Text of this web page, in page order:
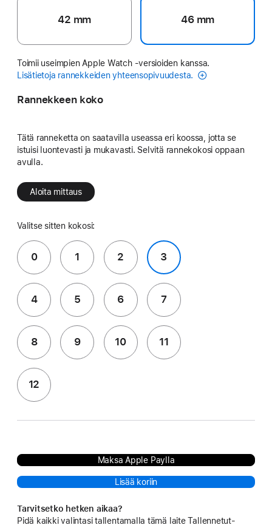
42 mm 46 mm
Toimii useimpien Apple Watch ‑versioiden kanssa.
Lisätietoja rannekkeiden yhteensopivuudesta.
Rannekkeen koko
Tätä ranneketta on saatavilla useassa eri koossa, jotta se
istuisi luontevasti ja mukavasti. Selvitä rannekokosi oppaan
avulla.
Aloita mittaus
Valitse sitten kokosi:
0 1 2 3
4 5 6 7
8 9 10 11
12
Maksa Apple Paylla
Lisää koriin
Tarvitsetko hetken aikaa?
Pidä kaikki valintasi tallentamalla tämä laite Tallennetut-